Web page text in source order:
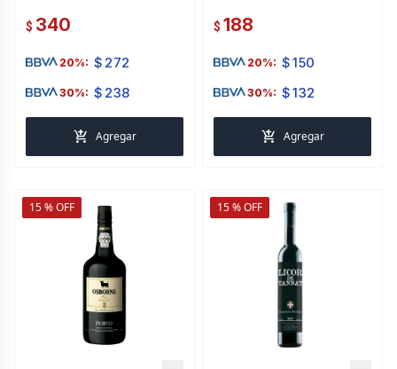
$ 340
20%: $ 272
30%: $ 238
add_shopping_cart Agregar
$ 188
20%: $150
30%: $132
add_shopping_cart Agregar
15 % OFF 15 % OFF